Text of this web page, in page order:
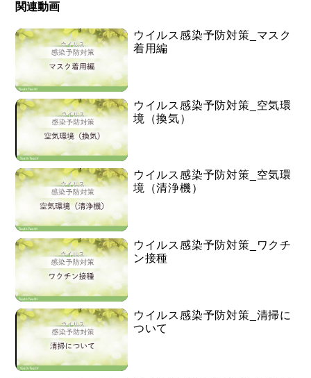
関連動画
ウイルス感染予防対策_マスク
着用編
ウイルス感染予防対策_空気環
境（換気）
ウイルス感染予防対策_空気環
境（清浄機）
ウイルス感染予防対策_ワクチ
ン接種
ウイルス感染予防対策_清掃に
ついて